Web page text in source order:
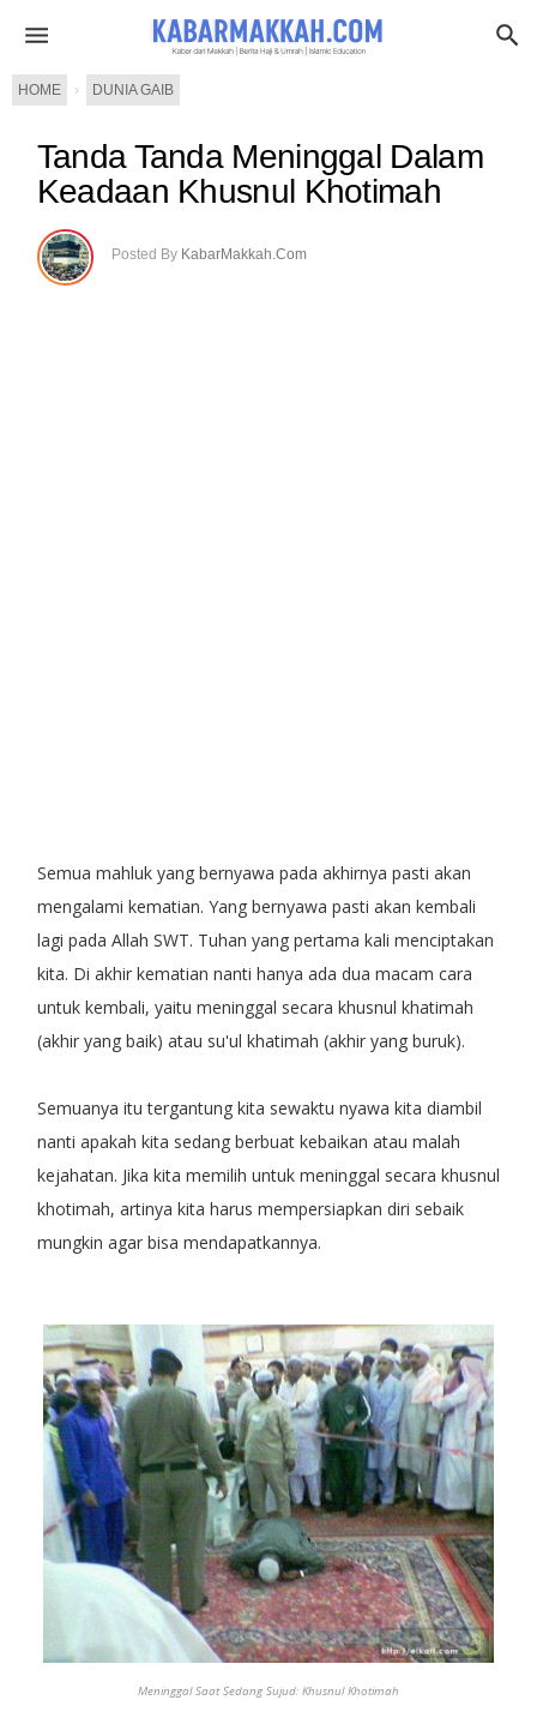
HOME › DUNIA GAIB
Tanda Tanda Meninggal Dalam
Keadaan Khusnul Khotimah
Posted By KabarMakkah.Com
Semua mahluk yang bernyawa pada akhirnya pasti akan
mengalami kematian. Yang bernyawa pasti akan kembali
lagi pada Allah SWT. Tuhan yang pertama kali menciptakan
kita. Di akhir kematian nanti hanya ada dua macam cara
untuk kembali, yaitu meninggal secara khusnul khatimah
(akhir yang baik) atau su'ul khatimah (akhir yang buruk).
Semuanya itu tergantung kita sewaktu nyawa kita diambil
nanti apakah kita sedang berbuat kebaikan atau malah
kejahatan. Jika kita memilih untuk meninggal secara khusnul
khotimah, artinya kita harus mempersiapkan diri sebaik
mungkin agar bisa mendapatkannya.
Meninggal Saat Sedang Sujud: Khusnul Khotimah